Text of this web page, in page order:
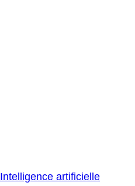
Intelligence artificielle